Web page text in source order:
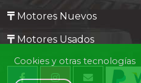
Motores Nuevos
Motores Usados
Cookies y otras tecnologías